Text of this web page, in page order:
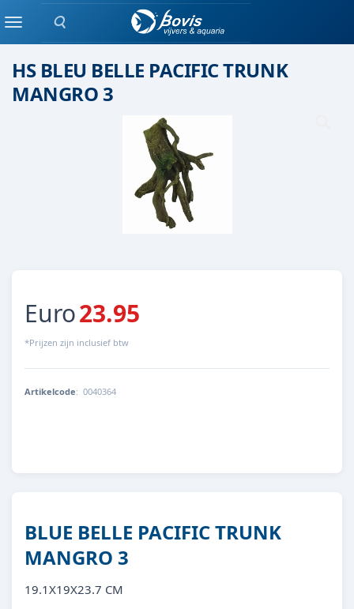
Zoeken
MenuKeramiek/ kunststof
HS BLEU BELLE PACIFIC TRUNK
MANGRO 3
Euro23.95
*Prijzen zijn inclusief btw
Artikelcode: 0040364
BLUE BELLE PACIFIC TRUNK
MANGRO 3
19.1X19X23.7 CM